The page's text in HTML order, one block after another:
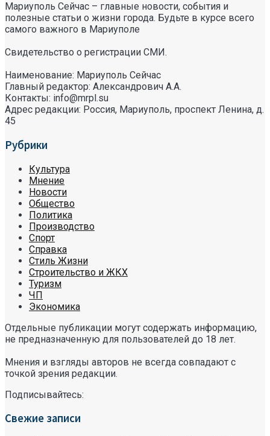
Мариуполь Сейчас – главные новости, события и
полезные статьи о жизни города. Будьте в курсе всего
самого важного в Мариуполе
Свидетельство о регистрации СМИ.
Наименование: Мариуполь Сейчас
Главный редактор: Александрович А.А.
Контакты: info@mrpl.su
Адрес редакции: Россия, Мариуполь, проспект Ленина, д.
45
Рубрики
Культура
Мнение
Новости
Общество
Политика
Производство
Спорт
Справка
Стиль Жизни
Строительство и ЖКХ
Туризм
ЧП
Экономика
Отдельные публикации могут содержать информацию,
не предназначенную для пользователей до 18 лет.
Мнения и взгляды авторов не всегда совпадают с
точкой зрения редакции.
Подписывайтесь:
Свежие записи